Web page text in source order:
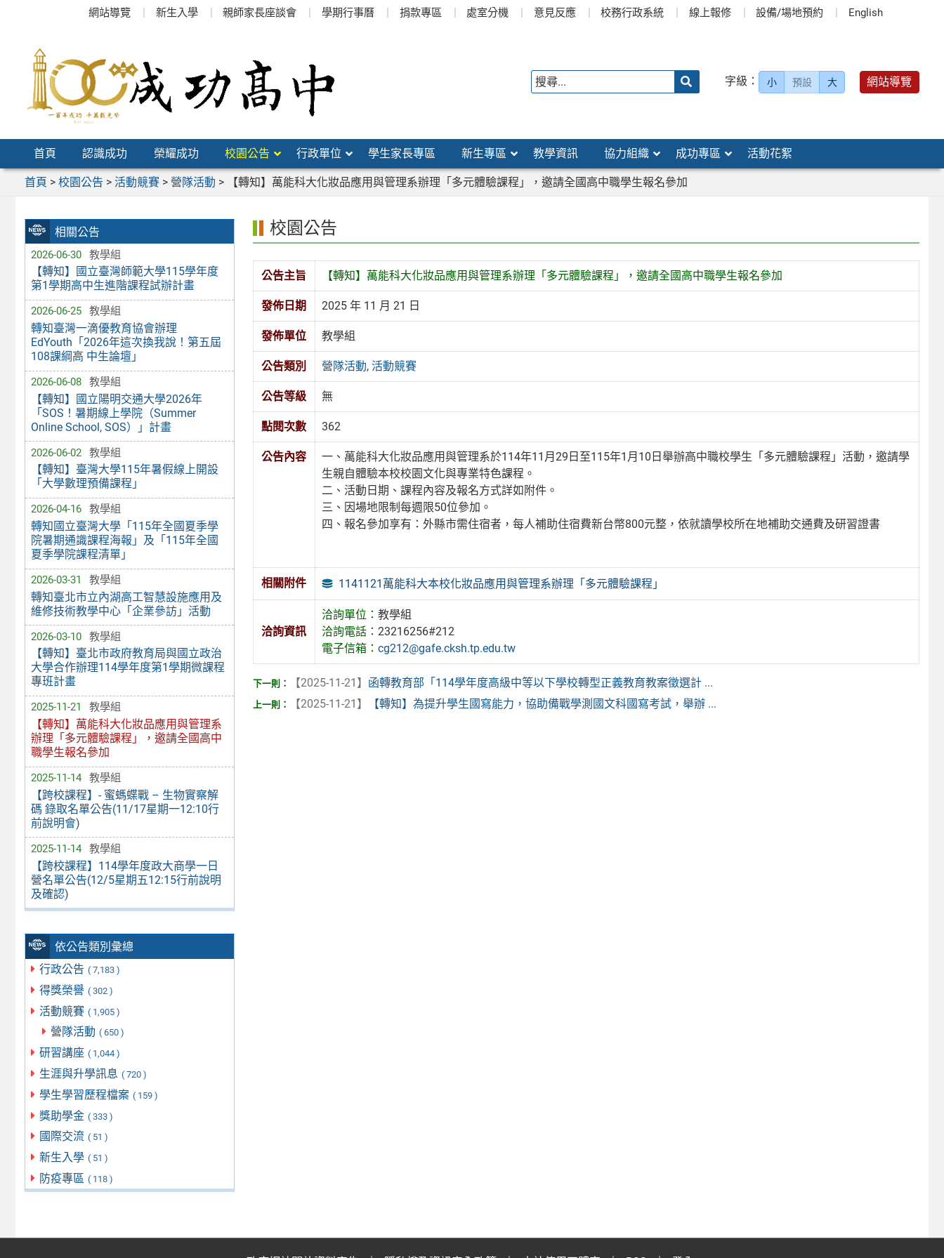
網站導覽 新生入學 親師家長座談會 學期行事曆 捐款專區 處室分機 意見反應 校務行政系統 線上報修 設備/場地預約 English
字級： 小 預設 大 網站導覽
首頁 認識成功 榮耀成功 校園公告 行政單位 學生家長專區 新生專區 教學資訊 協力組織 成功專區 活動花絮
首頁 > 校園公告 > 活動競賽> 營隊活動 > 【轉知】萬能科大化妝品應用與管理系辦理「多元體驗課程」，邀請全國高中職學生報名參加
相關公告
2026-06-30 教學組
【轉知】國立臺灣師範大學115學年度
第1學期高中生進階課程試辦計畫
2026-06-25 教學組
轉知臺灣一滴優教育協會辦理
EdYouth「2026年這次換我說！第五屆
108課綱高 中生論壇」
2026-06-08 教學組
【轉知】國立陽明交通大學2026年
「SOS！暑期線上學院（Summer
Online School, SOS）」計畫
2026-06-02 教學組
【轉知】臺灣大學115年暑假線上開設
「大學數理預備課程」
2026-04-16 教學組
轉知國立臺灣大學「115年全國夏季學
院暑期通識課程海報」及「115年全國
夏季學院課程清單」
2026-03-31 教學組
轉知臺北市立內湖高工智慧設施應用及
維修技術教學中心「企業參訪」活動
2026-03-10 教學組
【轉知】臺北市政府教育局與國立政治
大學合作辦理114學年度第1學期微課程
專班計畫
2025-11-21 教學組
【轉知】萬能科大化妝品應用與管理系
辦理「多元體驗課程」，邀請全國高中
職學生報名參加
2025-11-14 教學組
【跨校課程】- 蜜螞蝶戰 – 生物實察解
碼 錄取名單公告(11/17星期一12:10行
前說明會)
2025-11-14 教學組
【跨校課程】114學年度政大商學一日
營名單公告(12/5星期五12:15行前說明
及確認)
依公告類別彙總
行政公告 ( 7,183 )
得獎榮譽 ( 302 )
活動競賽 ( 1,905 )
營隊活動 ( 650 )
研習講座 ( 1,044 )
生涯與升學訊息 ( 720 )
學生學習歷程檔案 ( 159 )
獎助學金 ( 333 )
國際交流 ( 51 )
新生入學 ( 51 )
防疫專區 ( 118 )
校園公告
公告主旨 【轉知】萬能科大化妝品應用與管理系辦理「多元體驗課程」，邀請全國高中職學生報名參加
發佈日期 2025 年 11 月 21 日
發佈單位 教學組
公告類別 營隊活動,活動競賽
公告等級 無
點閱次數 362
公告內容
一、萬能科大化妝品應用與管理系於114年11月29日至115年1月10日舉辦高中職校學生「多元體驗課程」活動，邀請學
生親自體驗本校校園文化與專業特色課程。
二、活動日期、課程內容及報名方式詳如附件。
三、因場地限制每週限50位參加。
四、報名參加享有：外縣市需住宿者，每人補助住宿費新台幣800元整，依就讀學校所在地補助交通費及研習證書
相關附件 1141121萬能科大本校化妝品應用與管理系辦理「多元體驗課程」
洽詢資訊
洽詢單位：教學組
洽詢電話：23216256#212
電子信箱：cg212@gafe.cksh.tp.edu.tw
【2025-11-21】 函轉教育部「114學年度高級中等以下學校轉型正義教育教案徵選計 ...
【2025-11-21】
【轉知】為提升學生國寫能力，協助備戰學測國文科國寫考試，舉辦 ...